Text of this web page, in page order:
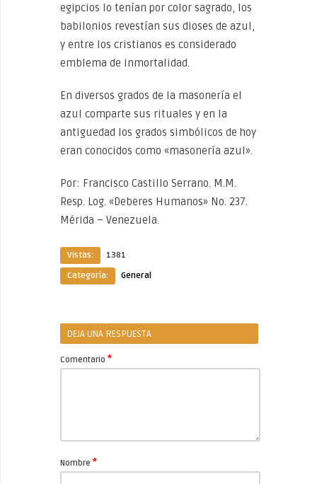
egipcios lo tenían por color sagrado, los
babilonios revestían sus dioses de azul,
y entre los cristianos es considerado
emblema de inmortalidad.
En diversos grados de la masonería el
azul comparte sus rituales y en la
antiguedad los grados simbólicos de hoy
eran conocidos como «masonería azul».
Por: Francisco Castillo Serrano. M.M.
Resp. Log. «Deberes Humanos» No. 237.
Mérida – Venezuela.
Vistas:
1381
Categoría:
General
DEJA UNA RESPUESTA
Comentario *
Nombre *